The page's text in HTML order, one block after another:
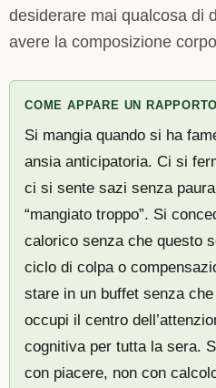
desiderare mai qualcosa di
avere la composizione
COME APPARE UN
Si mangia quando si ha
ansia anticipatoria. Ci si
ci si sente sazi senza
“mangiato troppo”. Si
calorico senza che questo
ciclo di colpa o
stare in un buffet senza
occupi il centro
cognitiva per tutta la sera.
con piacere, non con